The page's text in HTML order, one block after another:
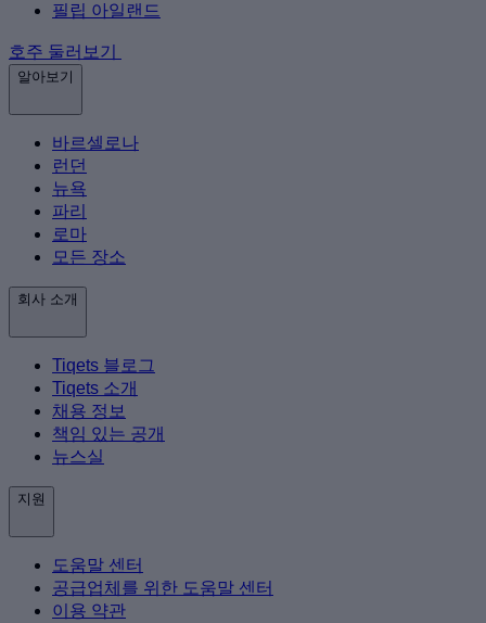
필립 아일랜드
호주 둘러보기
알아보기
바르셀로나
런던
뉴욕
파리
로마
모든 장소
회사 소개
Tiqets 블로그
Tiqets 소개
채용 정보
책임 있는 공개
뉴스실
지원
도움말 센터
공급업체를 위한 도움말 센터
이용 약관